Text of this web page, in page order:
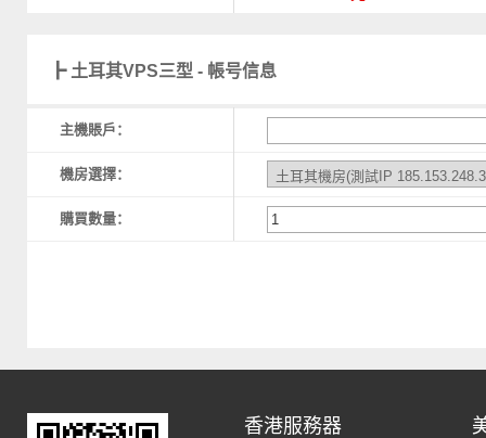
┣ 土耳其VPS三型 - 帳号信息
主機賬戶：
機房選擇：
購買數量：
香港服務器